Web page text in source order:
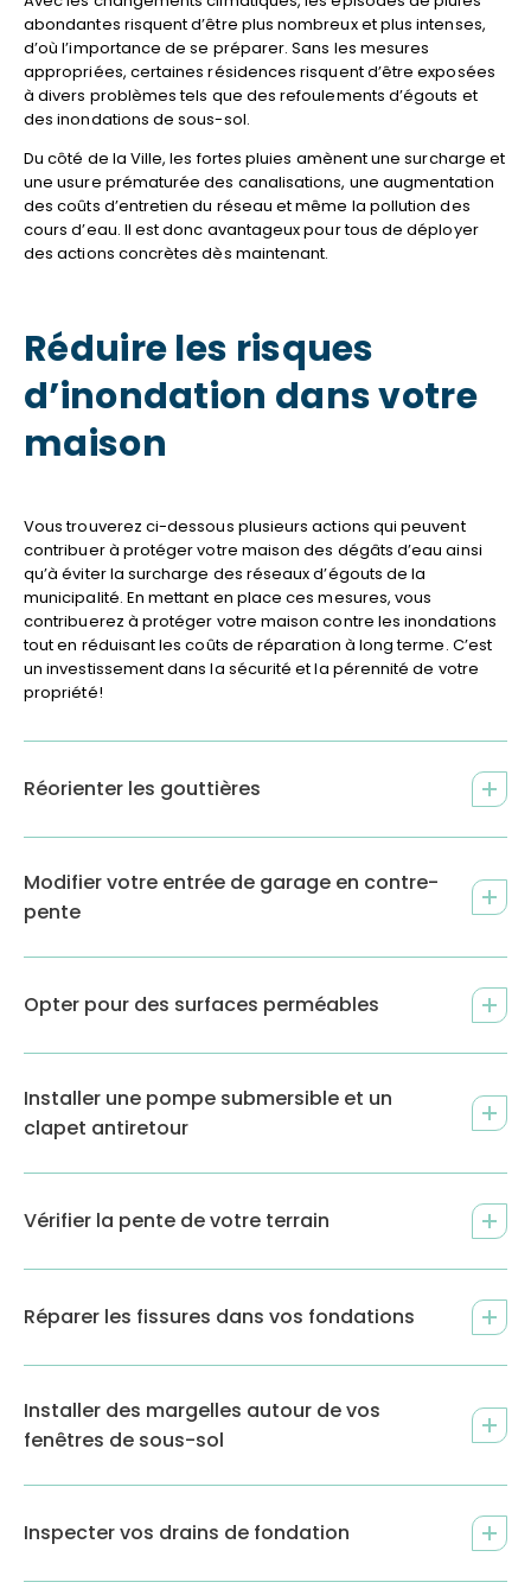
abondantes risquent d’être plus nombreux et plus intenses,
d’où l’importance de se préparer. Sans les mesures
appropriées, certaines résidences risquent d’être exposées
à divers problèmes tels que des refoulements d’égouts et
des inondations de sous-sol.
Du côté de la Ville, les fortes pluies amènent une surcharge et
une usure prématurée des canalisations, une augmentation
des coûts d’entretien du réseau et même la pollution des
cours d’eau. Il est donc avantageux pour tous de déployer
des actions concrètes dès maintenant.
Réduire les risques
d’inondation dans votre
maison
Vous trouverez ci-dessous plusieurs actions qui peuvent
contribuer à protéger votre maison des dégâts d’eau ainsi
qu’à éviter la surcharge des réseaux d’égouts de la
municipalité. En mettant en place ces mesures, vous
contribuerez à protéger votre maison contre les inondations
tout en réduisant les coûts de réparation à long terme. C’est
un investissement dans la sécurité et la pérennité de votre
propriété!
Réorienter les gouttières
Modifier votre entrée de garage en contre-
pente
Opter pour des surfaces perméables
Installer une pompe submersible et un
clapet antiretour
Vérifier la pente de votre terrain
Réparer les fissures dans vos fondations
Installer des margelles autour de vos
fenêtres de sous-sol
Inspecter vos drains de fondation